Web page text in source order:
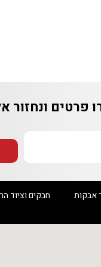
ונחזור אליכם
חבקים וציוד הרמה